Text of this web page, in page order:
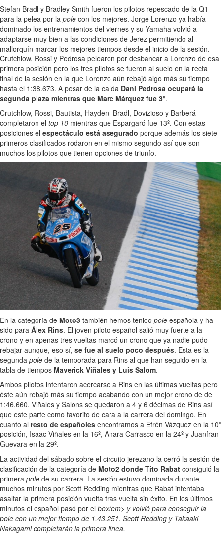
Stefan Bradl y Bradley Smith fueron los pilotos repescado de la Q1
para la pelea por la pole con los mejores. Jorge Lorenzo ya había
dominado los entrenamientos del viernes y su Yamaha volvió a
adaptarse muy bien a las condiciones de Jerez permitiendo al
mallorquín marcar los mejores tiempos desde el inicio de la sesión.
Crutchlow, Rossi y Pedrosa pelearon por desbancar a Lorenzo de esa
primera posición pero los tres pilotos se fueron al suelo en la recta
final de la sesión en la que Lorenzo aún rebajó algo más su tiempo
hasta el 1:38.673. A pesar de la caída Dani Pedrosa ocupará la
segunda plaza mientras que Marc Márquez fue 3º.
Crutchlow, Rossi, Bautista, Hayden, Bradl, Dovizioso y Barberá
completaron el top 10 mientras que Espargaró fue 13º. Con estas
posiciones el espectáculo está asegurado porque además los siete
primeros clasificados rodaron en el mismo segundo así que son
muchos los pilotos que tienen opciones de triunfo.
En la categoría de Moto3 también hemos tenido pole española y ha
sido para Álex Rins. El joven piloto español salió muy fuerte a la
crono y en apenas tres vueltas marcó un crono que ya nadie pudo
rebajar aunque, eso sí, se fue al suelo poco después. Esta es la
segunda pole de la temporada para Rins al que han seguido en la
tabla de tiempos Maverick Viñales y Luis Salom.
Ambos pilotos intentaron acercarse a Rins en las últimas vueltas pero
éste aún rebajó más su tiempo acabando con un mejor crono de de
1:46.660. Viñales y Salons se quedaron a 4 y 6 décimas de Rins así
que este parte como favorito de cara a la carrera del domingo. En
cuanto al resto de españoles encontramos a Efrén Vázquez en la 10º
posición, Isaac Viñales en la 16º, Anara Carrasco en la 24º y Juanfran
Guevara en la 29º.
La actividad del sábado sobre el circuito jerezano la cerró la sesión de
clasificación de la categoría de Moto2 donde Tito Rabat consiguió la
primera pole de su carrera. La sesión estuvo dominada durante
muchos minutos por Scott Redding mientras que Rabat intentaba
asaltar la primera posición vuelta tras vuelta sin éxito. En los últimos
minutos el español pasó por el box/em> y volvió para conseguir la
pole con un mejor tiempo de 1.43.251. Scott Redding y Takaaki
Nakagami completarán la primera línea.